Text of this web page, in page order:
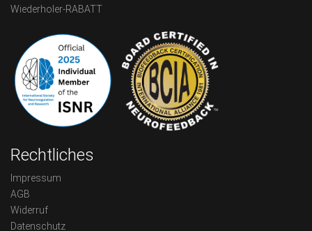
Wiederholer-RABATT
Rechtliches
Impressum
AGB
Widerruf
Datenschutz